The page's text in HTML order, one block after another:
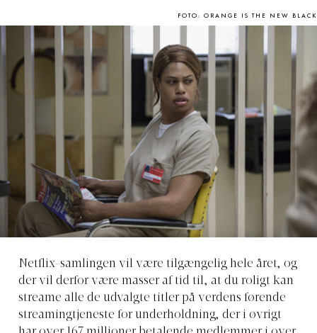
FOTO: ORANGE IS THE NEW BLACK
Netflix-samlingen vil være tilgængelig hele året, og
der vil derfor være masser af tid til, at du roligt kan
streame alle de udvalgte titler på verdens førende
streamingtjeneste for underholdning, der i øvrigt